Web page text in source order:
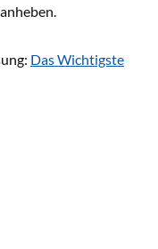
Das Wichtigste